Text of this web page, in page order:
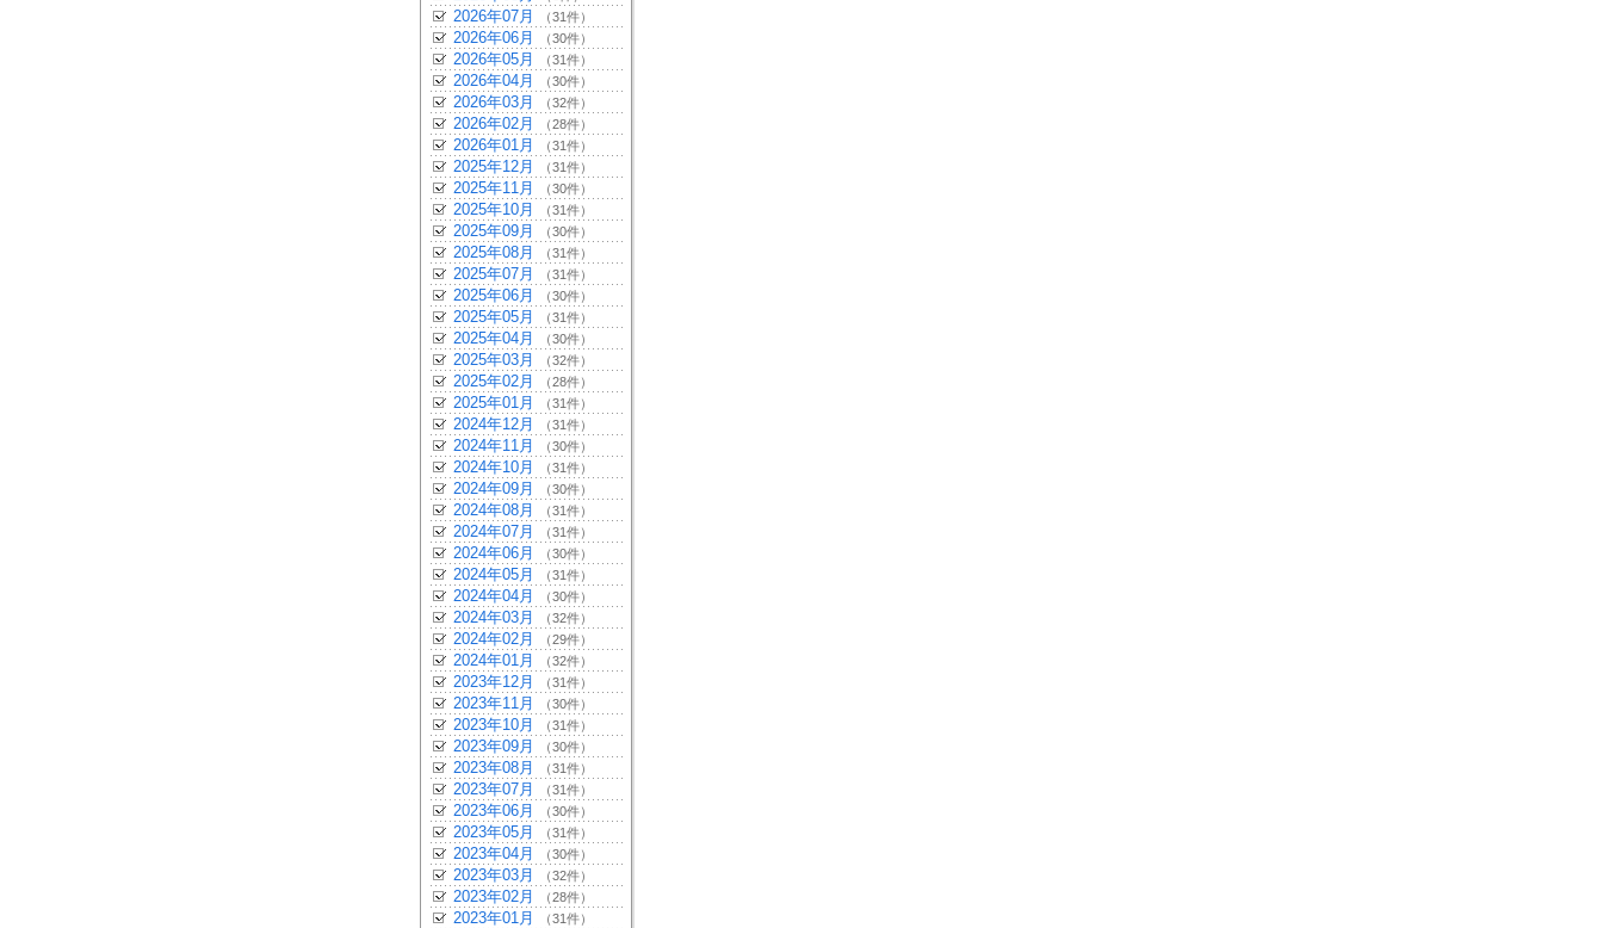
2026年07月 （31件）
2026年06月 （30件）
2026年05月 （31件）
2026年04月 （30件）
2026年03月 （32件）
2026年02月 （28件）
2026年01月 （31件）
2025年12月 （31件）
2025年11月 （30件）
2025年10月 （31件）
2025年09月 （30件）
2025年08月 （31件）
2025年07月 （31件）
2025年06月 （30件）
2025年05月 （31件）
2025年04月 （30件）
2025年03月 （32件）
2025年02月 （28件）
2025年01月 （31件）
2024年12月 （31件）
2024年11月 （30件）
2024年10月 （31件）
2024年09月 （30件）
2024年08月 （31件）
2024年07月 （31件）
2024年06月 （30件）
2024年05月 （31件）
2024年04月 （30件）
2024年03月 （32件）
2024年02月 （29件）
2024年01月 （32件）
2023年12月 （31件）
2023年11月 （30件）
2023年10月 （31件）
2023年09月 （30件）
2023年08月 （31件）
2023年07月 （31件）
2023年06月 （30件）
2023年05月 （31件）
2023年04月 （30件）
2023年03月 （32件）
2023年02月 （28件）
2023年01月 （31件）